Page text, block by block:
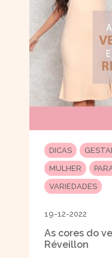
DICAS
MULHER
VARIEDADES
19-12-2022
As cores do
Réveillon